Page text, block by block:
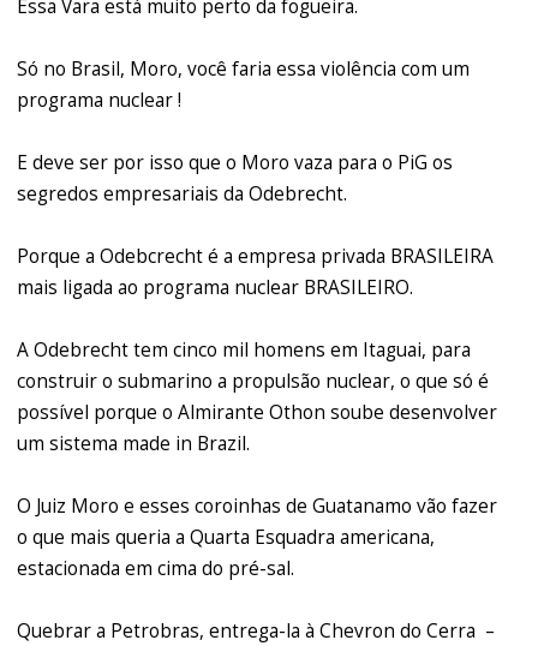
Essa Vara está muito perto da fogueira.
Só no Brasil, Moro, você faria essa violência com um
programa nuclear !
E deve ser por isso que o Moro vaza para o PiG os
segredos empresariais da Odebrecht.
Porque a Odebcrecht é a empresa privada BRASILEIRA
mais ligada ao programa nuclear BRASILEIRO.
A Odebrecht tem cinco mil homens em Itaguai, para
construir o submarino a propulsão nuclear, o que só é
possível porque o Almirante Othon soube desenvolver
um sistema made in Brazil.
O Juiz Moro e esses coroinhas de Guatanamo vão fazer
o que mais queria a Quarta Esquadra americana,
estacionada em cima do pré-sal.
Quebrar a Petrobras, entrega-la à Chevron do Cerra –